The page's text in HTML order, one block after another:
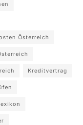
Österreich
Kreditvertrag